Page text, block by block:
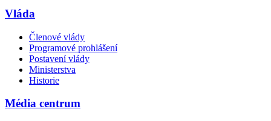
Vláda
Členové vlády
Programové prohlášení
Postavení vlády
Ministerstva
Historie
Média centrum